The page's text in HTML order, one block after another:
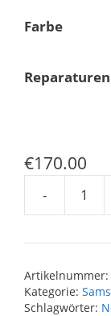
Farbe
Reparaturen
€170.00
-
Artikelnummer:
Kategorie:
Schlagwörter: